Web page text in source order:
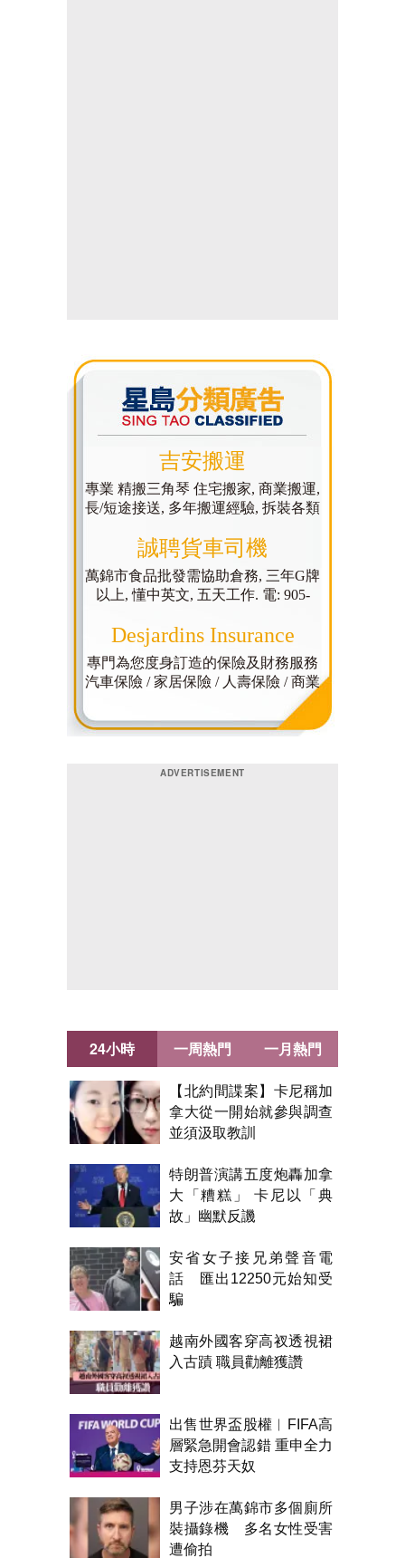
24小時
【北約間諜案】卡尼稱加
拿大從一開始就參與調查
並須汲取教訓
特朗普演講五度炮轟加拿
大「糟糕」 卡尼以「典
故」幽默反譏
安省女子接兄弟聲音電
話 匯出12250元始知受
騙
越南外國客穿高衩透視裙
入古蹟 職員勸離獲讚
出售世界盃股權︱FIFA高
層緊急開會認錯 重申全力
支持恩芬天奴
男子涉在萬錦市多個廁所
裝攝錄機 多名女性受害
遭偷拍
一周熱門 一月熱門